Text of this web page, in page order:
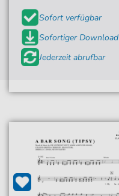
Sofort verfügbar
Sofortiger Download
Jederzeit abrufbar